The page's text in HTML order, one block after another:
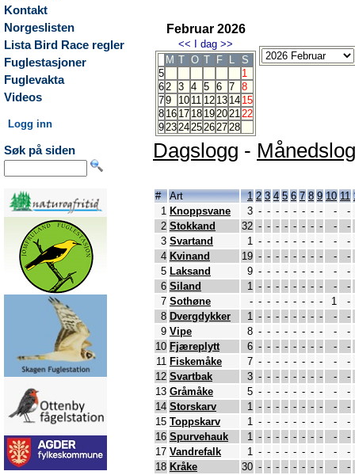
Kontakt
Norgeslisten
Lista Bird Race regler
Fuglestasjoner
Fuglevakta
Videos
Logg inn
Søk på siden
Februar 2026
<< I dag >>
M T O T F L
S
5
1
62 3 4 5 6 7 8
79 10 11 12 13 14 15
8 16 17 18 19202122
9232425262728
Dagslogg -
# Art 1 2 3 4 5 6 7 8 9 10 11
1 Knoppsvane 3 - - - - - - - - -
-
2 Stokkand 32 - - - - - - - - -
-
3 Svartand 1 - - - - - - - - -
-
4 Kvinand 19 - - - - - - - - -
-
5 Laksand 9 - - - - - - - - -
-
6 Siland 1 - - - - - - - - -
-
7 Sothøne - - - - - - - - - 1
-
8 Dvergdykker 1 - - - - - - - - -
-
9 Vipe 8 - - - - - - - - -
-
10 Fjæreplytt 6 - - - - - - - - -
-
11 Fiskemåke 7 - - - - - - - - -
-
12 Svartbak 3 - - - - - - - - -
-
13 Gråmåke 5 - - - - - - - - -
-
14 Storskarv 1 - - - - - - - - -
-
15 Toppskarv 1 - - - - - - - - -
-
16 Spurvehauk 1 - - - - - - - - -
-
17 Vandrefalk 1 - - - - - - - - -
-
18 Kråke 30 - - - - - - - - -
-